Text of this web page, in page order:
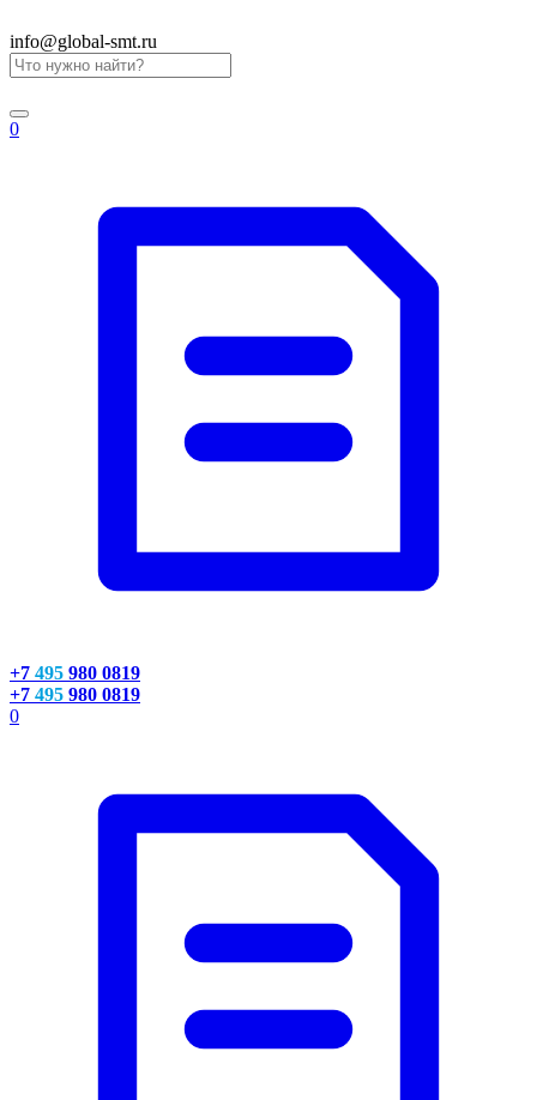
info@global-smt.ru
0
+7 495 980 0819
+7 495 980 0819
0